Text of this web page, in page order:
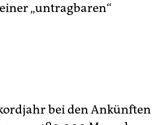
„untragbaren“
bei den Ankünften